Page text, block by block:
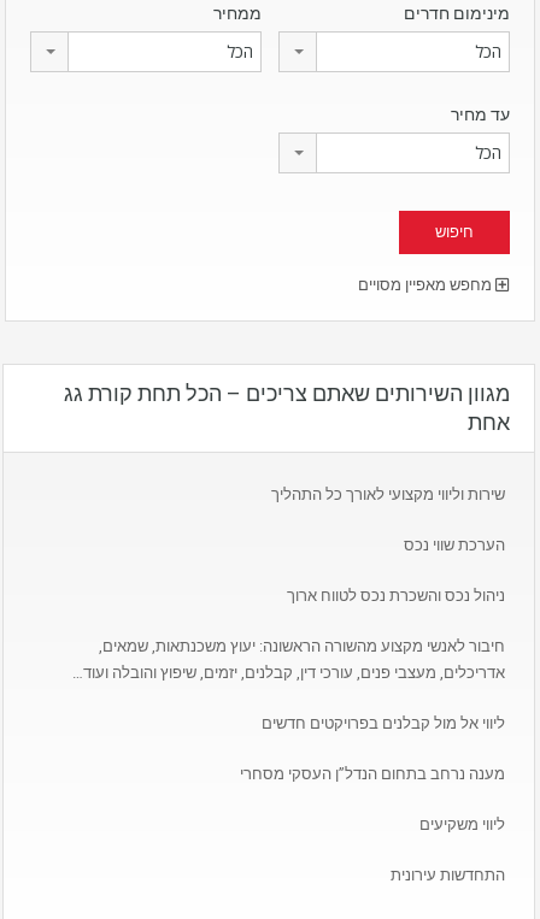
מינימום חדרים
הכל
ממחיר
הכל
עד מחיר
הכל
מחפש מאפיין מסויים
מגוון השירותים שאתם צריכים – הכל תחת קורת גג
אחת
שירות וליווי מקצועי לאורך כל התהליך
הערכת שווי נכס
ניהול נכס והשכרת נכס לטווח ארוך
חיבור לאנשי מקצוע מהשורה הראשונה: יעוץ משכנתאות, שמאים,
אדריכלים, מעצבי פנים, עורכי דין, קבלנים, יזמים, שיפוץ והובלה ועוד…
ליווי אל מול קבלנים בפרויקטים חדשים
מענה נרחב בתחום הנדל”ן העסקי מסחרי
ליווי משקיעים
התחדשות עירונית